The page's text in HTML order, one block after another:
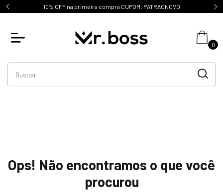
Frete grátis SP, acima de R$699.
0
Ops! Não encontramos o que você
procurou